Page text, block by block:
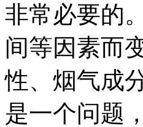
非常必要的
间等因素而
性、烟气成
是一个问题